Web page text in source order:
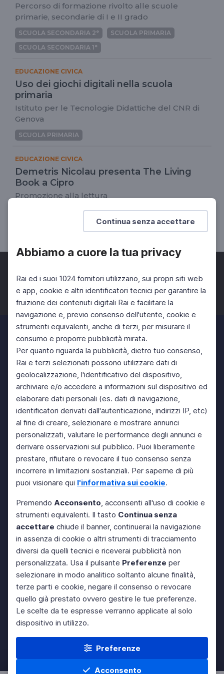
Continua senza accettare
Abbiamo a cuore la tua privacy
Rai ed i suoi 1024 fornitori utilizzano, sui propri siti web
e app, cookie e altri identificatori tecnici per garantire la
fruizione dei contenuti digitali Rai e facilitare la
navigazione e, previo consenso dell'utente, cookie e
strumenti equivalenti, anche di terzi, per misurare il
consumo e proporre pubblicità mirata.
Per quanto riguarda la pubblicità, dietro tuo consenso,
Rai e terzi selezionati possono utilizzare dati di
geolocalizzazione, l'identificativo del dispositivo,
archiviare e/o accedere a informazioni sul dispositivo ed
elaborare dati personali (es. dati di navigazione,
identificatori derivati dall'autenticazione, indirizzi IP, etc)
al fine di creare, selezionare e mostrare annunci
personalizzati, valutare le performance degli annunci e
derivare osservazioni sul pubblico. Puoi liberamente
prestare, rifiutare o revocare il tuo consenso senza
incorrere in limitazioni sostanziali. Per saperne di più
puoi visionare qui l'informativa sui cookie.
Premendo Acconsento, acconsenti all'uso di cookie e
strumenti equivalenti. Il tasto Continua senza
accettare chiude il banner, continuerai la navigazione
in assenza di cookie o altri strumenti di tracciamento
diversi da quelli tecnici e riceverai pubblicità non
personalizzata. Usa il pulsante Preferenze per
selezionare in modo analitico soltanto alcune finalità,
terze parti e cookie, negare il consenso o revocare
quello già prestato ovvero gestire le tue preferenze.
Le scelte da te espresse verranno applicate al solo
dispositivo in utilizzo.
Preferenze
Acconsento
Percorso di formazione rivolto alle scuole
primarie, secondarie di I e II grado
SCUOLA SECONDARIA 2°
SCUOLA PRIMARIA
SCUOLA SECONDARIA 1°
EDUCAZIONE CIVICA
Uso dei giochi digitali nella scuola
primaria
Istituto per le Tecnologie Didattiche del CNR di
Genova
SCUOLA PRIMARIA
EDUCAZIONE CIVICA
Demetris Nicolau presenta The Living
Book a Cipro
Promozione alla lettura
SCUOLA SECONDARIA 2°
SCUOLA PRIMARIA
SCUOLA SECONDARIA 1°
Facebook Twitter Instagram